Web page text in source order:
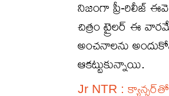
నిజంగా ప్రీ-రిలీజ్‌
చిత్రం ట్రైలర్ ఈ
అంచనాలను
ఆకట్టుకున్నాయి.
Jr NTR :